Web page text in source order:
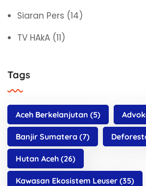
Siaran Pers (14)
TV HAkA (11)
Tags
Aceh Berkelanjutan (5)
Banjir Sumatera (7)
Hutan Aceh (26)
Kawasan Ekosistem Leuser (35)